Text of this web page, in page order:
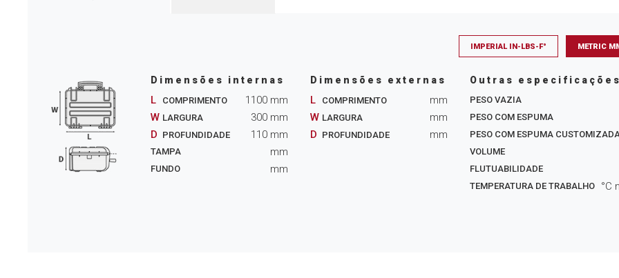
IMPERIAL IN-LBS-F° METRIC
Dimensões internas
L COMPRIMENTO 1100mm
W LARGURA 300mm
D PROFUNDIDADE 110mm
TAMPA mm
FUNDO mm
Dimensões externas
L COMPRIMENTO
mm
W LARGURA
mm
D PROFUNDIDADE mm
Outras especificações
PESO VAZIA
PESO COM ESPUMA
PESO COM ESPUMA
VOLUME
FLUTUABILIDADE
TEMPERATURA DE TRABALHO °C